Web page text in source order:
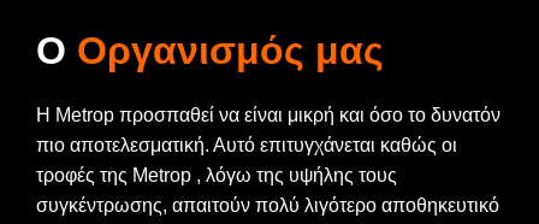
Ο Οργανισμός μας
Η Metrop προσπαθεί να είναι μικρή και όσο το δυνατόν
πιο αποτελεσματική. Αυτό επιτυγχάνεται καθώς οι
τροφές της Metrop , λόγω της υψήλης τους
συγκέντρωσης, απαιτούν πολύ λιγότερο αποθηκευτικό